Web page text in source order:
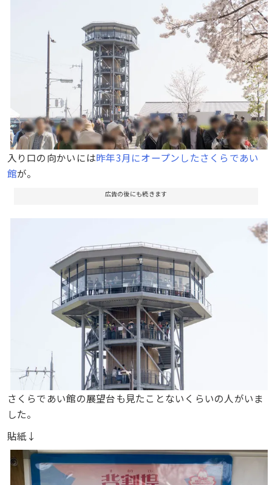
入り口の向かいには昨年3月にオープンしたさくらであい
館が。
広告の後にも続きます
さくらであい館の展望台も見たことないくらいの人がいま
した。
貼紙↓